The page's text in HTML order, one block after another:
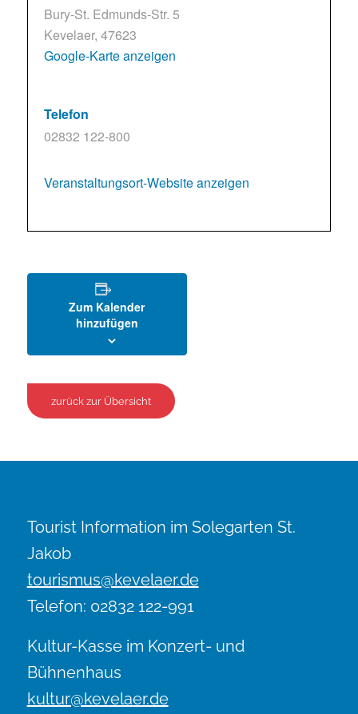
Bury-St. Edmunds-Str. 5
Kevelaer, 47623
Google-Karte anzeigen
Telefon
02832 122-800
Veranstaltungsort-Website anzeigen
Zum Kalender
hinzufügen
zurück zur Übersicht
Tourist Information im Solegarten St.
Jakob
tourismus@kevelaer.de
Telefon: 02832 122-991
Kultur-Kasse im Konzert- und
Bühnenhaus
kultur@kevelaer.de